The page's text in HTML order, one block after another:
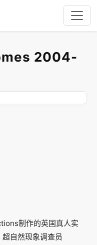
2004-
制作的英国真人实
自然现象调查员